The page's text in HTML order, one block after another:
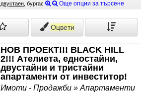
двустаен , бургас Още опции за търсене
Оцвети
НОВ ПРОЕКТ!!! BLACK HILL
2!!! Ателиета, едностайни,
двустайни и тристайни
апартаменти от инвеститор!
Имоти - Продажби » Апартаменти